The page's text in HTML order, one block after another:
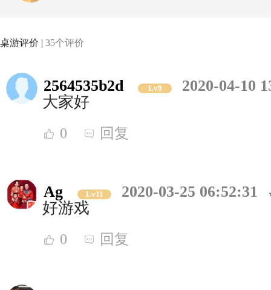
桌游评价 | 35个评价
2564535b2d Lv9
2020-04-10
大家好
0 回复
Ag Lv11
2020-03-25 06:52:31
好游戏
0 回复